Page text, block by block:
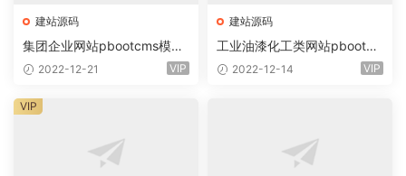
建站源码
集团企业网站pbootcms模板
(自适应手机版) 集团公司通用
2022-12-21 VIP
建站源码
工业油漆化工类网站pbootc
ms模板(自适应手机) 蓝色水
2022-12-14 VIP
VIP